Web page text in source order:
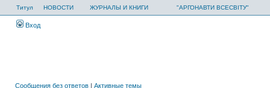
Титул НОВОСТИ ЖУРНАЛЫ И КНИГИ "АРГОНАВТИ ВСЕСВІТУ"
Вход
Сообщения без ответов | Активные темы